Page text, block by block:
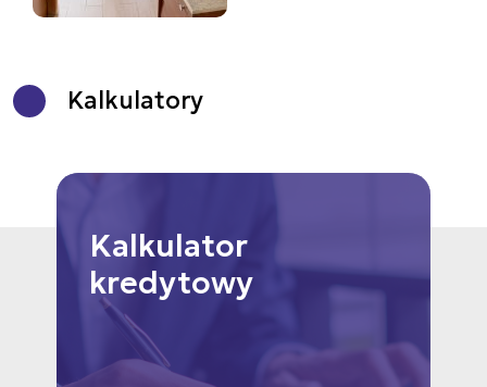
Kalkulatory
Kalkulator
kredytowy